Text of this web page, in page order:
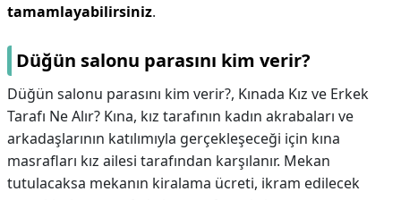
tamamlayabilirsiniz.
Düğün salonu parasını kim verir?
Düğün salonu parasını kim verir?, Kınada Kız ve Erkek
Tarafı Ne Alır? Kına, kız tarafının kadın akrabaları ve
arkadaşlarının katılımıyla gerçekleşeceği için kına
masrafları kız ailesi tarafından karşılanır. Mekan
tutulacaksa mekanın kiralama ücreti, ikram edilecek